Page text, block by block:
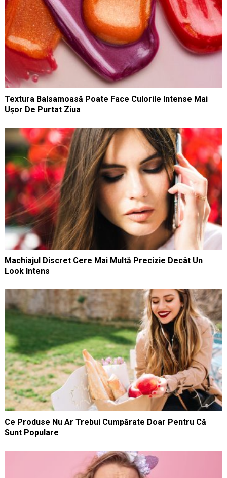
Textura Balsamoasă Poate Face Culorile Intense Mai
Ușor De Purtat Ziua
Machiajul Discret Cere Mai Multă Precizie Decât Un
Look Intens
Ce Produse Nu Ar Trebui Cumpărate Doar Pentru Că
Sunt Populare